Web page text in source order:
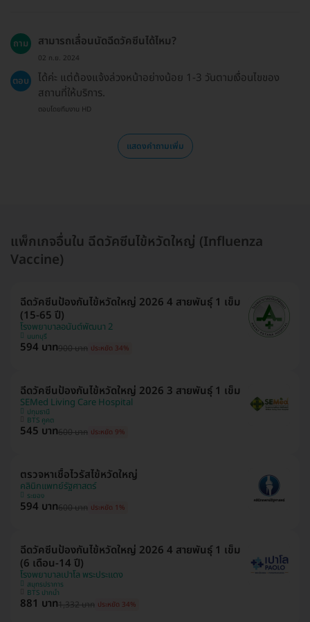
ถาม สามารถเลื่อนนัดฉีดวัคซีนได้ไหม?
02 ก.ย. 2024
ตอบ
ได้ค่ะ แต่ต้องแจ้งล่วงหน้าอย่างน้อย 1-3 วันตามเงื่อนไขของ
สถานที่ให้บริการ.
ตอบโดยทีมงาน HD
แสดงคำถามเพิ่ม
แพ็กเกจอื่นใน ฉีดวัคซีนไข้หวัดใหญ่ (Influenza
Vaccine)
ฉีดวัคซีนป้องกันไข้หวัดใหญ่ 2026 4 สายพันธุ์ 1 เข็ม
(15-65 ปี)
โรงพยาบาลอนันต์พัฒนา 2
นนทบุรี
594 บาท900 บาท ประหยัด 34%
ฉีดวัคซีนป้องกันไข้หวัดใหญ่ 2026 3 สายพันธุ์ 1 เข็ม
SEMed Living Care Hospital
ปทุมธานี
BTS คูคต
545 บาท600 บาท ประหยัด 9%
ตรวจหาเชื้อไวรัสไข้หวัดใหญ่
คลินิกแพทย์รัฐศาสตร์
ระยอง
594 บาท600 บาท ประหยัด 1%
ฉีดวัคซีนป้องกันไข้หวัดใหญ่ 2026 4 สายพันธุ์ 1 เข็ม
(6 เดือน-14 ปี)
โรงพยาบาลเปาโล พระประแดง
สมุทรปราการ
BTS ปากน้ำ
881 บาท1,332 บาท ประหยัด 34%